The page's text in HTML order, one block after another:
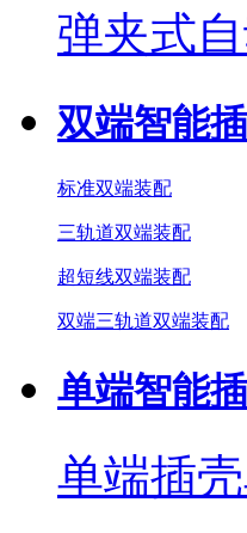
弹夹式
双端智能
标准双端装配
三轨道双端装配
超短线双端装配
双端三轨道双端装配
单端智能
单端插